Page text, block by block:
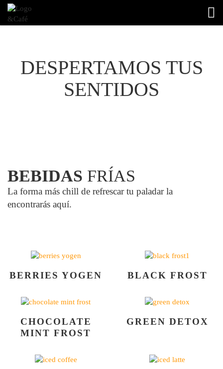
DESPERTAMOS TUS
SENTIDOS
BEBIDAS FRÍAS
La forma más chill de refrescar tu paladar la
encontrarás aquí.
BERRIES YOGEN BLACK FROST
CHOCOLATE
MINT FROST
GREEN DETOX